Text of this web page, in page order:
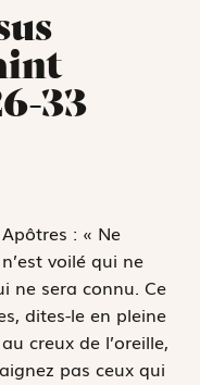
33
: « Ne
voilé qui ne
ne sera connu. Ce
dites-le en pleine
creux de l’oreille,
pas ceux qui